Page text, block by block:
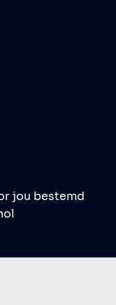
jou bestemd